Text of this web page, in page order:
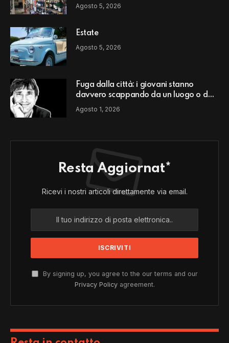
Agosto 5, 2026
Estate
Agosto 5, 2026
Fuga dalla città: i giovani stanno
davvero scappando da un luogo o da
un modello di vita?
Agosto 1, 2026
Resta Aggiornat*
Ricevi i nostri articoli direttamente via email.
By signing up, you agree to the our terms and our
Privacy Policyagreement.